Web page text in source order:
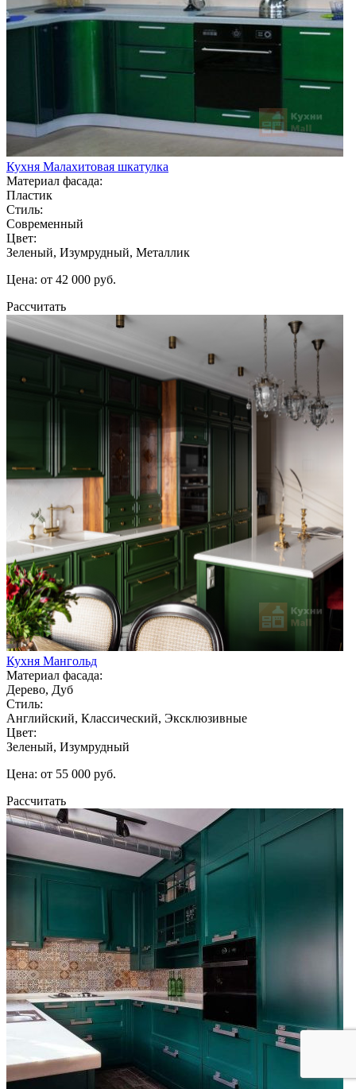
Кухня Малахитовая шкатулка
Материал фасада:
Пластик
Стиль:
Современный
Цвет:
Зеленый, Изумрудный, Металлик
Цена: от 42 000 руб.
Рассчитать
Кухня Мангольд
Материал фасада:
Дерево, Дуб
Стиль:
Английский, Классический, Эксклюзивные
Цвет:
Зеленый, Изумрудный
Цена: от 55 000 руб.
Рассчитать